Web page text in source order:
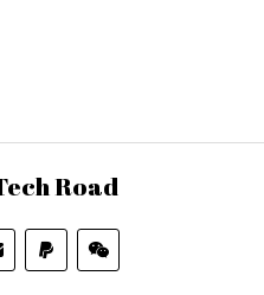
Road